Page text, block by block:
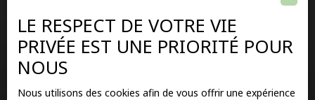
Mentions légales
Politique de confidentialité
Plan du site
Gérer les cookies
LE RESPECT DE VOTRE VIE
PRIVÉE EST UNE PRIORITÉ POUR
NOUS
Nous utilisons des cookies afin de vous offrir une expérience